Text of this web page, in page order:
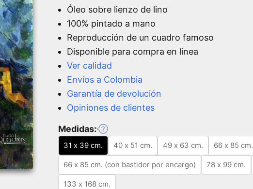
Óleo sobre lienzo de lino
100% pintado a mano
Reproducción de un cuadro famoso
Disponible para compra en línea
Ver calidad
Envíos a Colombia
Garantía de devolución
Opiniones de clientes
Medidas:
31 x 39 cm. 40 x 51 cm. 49 x 63 cm. 66 x 85 cm.
66 x 85 cm. (con bastidor por encargo) 78 x 99 cm.
133 x 168 cm.